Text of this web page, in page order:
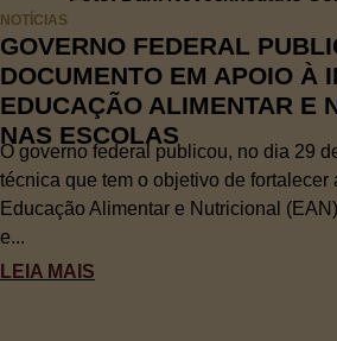
NOTÍCIAS
GOVERNO FEDERAL
DOCUMENTO EM APOIO À
EDUCAÇÃO ALIMENTAR E
NAS ESCOLAS
O governo federal publicou, no dia 29
técnica que tem o objetivo de fortalecer
Educação Alimentar e Nutricional
e...
LEIA MAIS